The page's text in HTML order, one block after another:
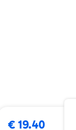
€ 19.40